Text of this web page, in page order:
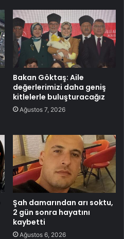
Bakan Göktaş: Aile
değerlerimizi daha geniş
kitlelerle buluşturacağız
Ağustos 7, 2026
Şah damarından arı soktu,
2 gün sonra hayatını
kaybetti
Ağustos 6, 2026